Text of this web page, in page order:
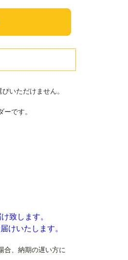
いただけません。
です。
致します。
けいたします。
合、納期の遅い方に